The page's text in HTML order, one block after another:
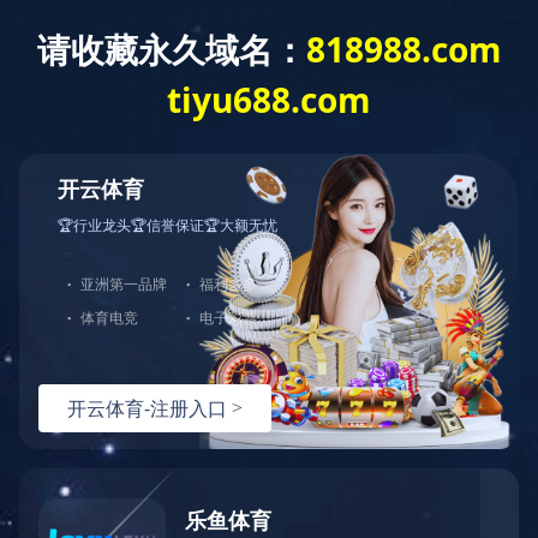
English
坚持“以人为本”的管理理念，坚持不拘一格的用人态度，坚持“赛马不相
马”的用人机制。
人才理念 校园招聘 社会招聘
2025-06-17
中控员
所属部门 :
社会招聘
河北省
初中及以上